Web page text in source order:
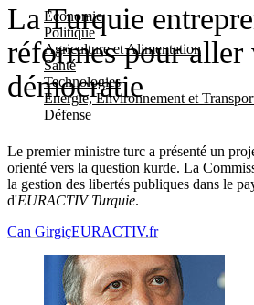
Economie
Politique
Agriculture et Alimentation
Santé
Technologies
Energie, Environnement et
Défense
La Turquie
réformes pour aller
démocratie
Le premier ministre turc a présenté un
orienté vers la question kurde. La
la gestion des libertés publiques dans le
d'EURACTIVTurquie.
Can GirgiçEURACTIV.fr